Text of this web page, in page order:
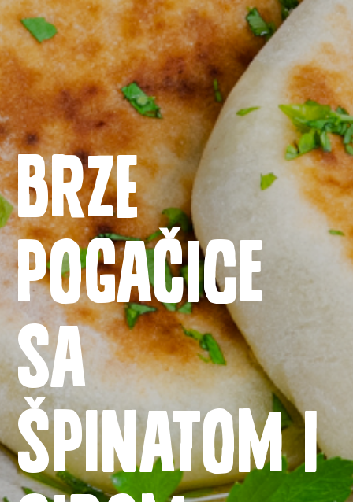
Naslovnica
Proizvodi
Recepti
Priča o ABC siru
Brze
pogačice
sa
špinatom i